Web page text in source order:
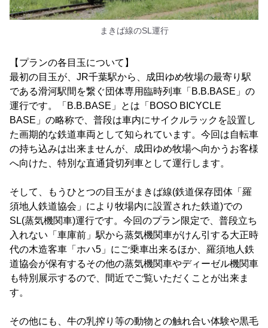
まきば線のSL運行
【プランの各目玉について】
最初の目玉が、JR千葉駅から、成田ゆめ牧場の最寄り駅
である滑河駅間を繋ぐ団体専用臨時列車「B.B.BASE」の
運行です。「B.B.BASE」とは「BOSO BICYCLE
BASE」の略称で、普段は車内にサイクルラックを設置し
た画期的な鉄道車両として知られています。今回は自転車
の持ち込みは出来ませんが、成田ゆめ牧場へ向かうお客様
へ向けた、特別な直通貸切列車として運行します。
そして、もうひとつの目玉がまきば線(鉄道保存団体「羅
須地人鉄道協会」により牧場内に設置された鉄道)での
SL(蒸気機関車)運行です。今回のプラン限定で、普段立ち
入れない「車庫前」駅から蒸気機関車がけん引する大正時
代の木造客車「ホハ5」にご乗車出来るほか、羅須地人鉄
道協会が保有するその他の蒸気機関車やディーゼル機関車
も特別展示するので、間近でご覧いただくことが出来ま
す。
その他にも、牛の乳搾り等の動物との触れ合い体験や黒毛